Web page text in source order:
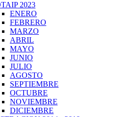
2023
ENERO
FEBRERO
MARZO
ABRIL
MAYO
JUNIO
JULIO
AGOSTO
SEPTIEMBRE
OCTUBRE
NOVIEMBRE
DICIEMBRE